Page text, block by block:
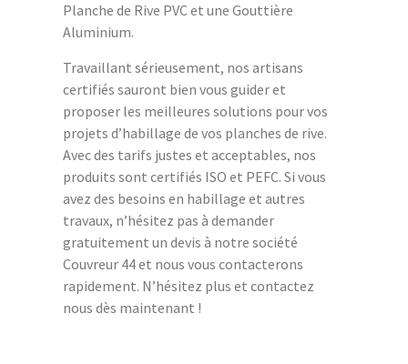
Planche de Rive PVC et une Gouttière
Aluminium.
Travaillant sérieusement, nos artisans
certifiés sauront bien vous guider et
proposer les meilleures solutions pour vos
projets d’habillage de vos planches de rive.
Avec des tarifs justes et acceptables, nos
produits sont certifiés ISO et PEFC. Si vous
avez des besoins en habillage et autres
travaux, n’hésitez pas à demander
gratuitement un devis à notre société
Couvreur 44 et nous vous contacterons
rapidement. N’hésitez plus et contactez
nous dès maintenant !